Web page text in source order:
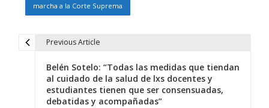
marcha a la Corte Suprema
Previous Article
Belén Sotelo: “Todas las medidas que tiendan
al cuidado de la salud de lxs docentes y
estudiantes tienen que ser consensuadas,
debatidas y acompañadas”